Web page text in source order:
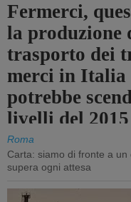
Fermerci,
la produzione
trasporto dei
merci in Italia
potrebbe
livelli del 2015
Roma
Carta: siamo di fronte a un
supera ogni attesa